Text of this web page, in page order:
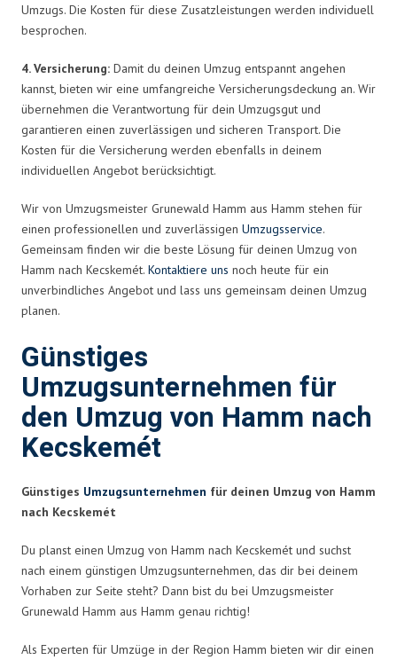
Umzugs. Die Kosten für diese Zusatzleistungen werden individuell
besprochen.
4. Versicherung: Damit du deinen Umzug entspannt angehen
kannst, bieten wir eine umfangreiche Versicherungsdeckung an. Wir
übernehmen die Verantwortung für dein Umzugsgut und
garantieren einen zuverlässigen und sicheren Transport. Die
Kosten für die Versicherung werden ebenfalls in deinem
individuellen Angebot berücksichtigt.
Wir von Umzugsmeister Grunewald Hamm aus Hamm stehen für
einen professionellen und zuverlässigen Umzugsservice.
Gemeinsam finden wir die beste Lösung für deinen Umzug von
Hamm nach Kecskemét. Kontaktiere uns noch heute für ein
unverbindliches Angebot und lass uns gemeinsam deinen Umzug
planen.
Günstiges
Umzugsunternehmen für
den Umzug von Hamm nach
Kecskemét
Günstiges Umzugsunternehmen für deinen Umzug von Hamm
nach Kecskemét
Du planst einen Umzug von Hamm nach Kecskemét und suchst
nach einem günstigen Umzugsunternehmen, das dir bei deinem
Vorhaben zur Seite steht? Dann bist du bei Umzugsmeister
Grunewald Hamm aus Hamm genau richtig!
Als Experten für Umzüge in der Region Hamm bieten wir dir einen